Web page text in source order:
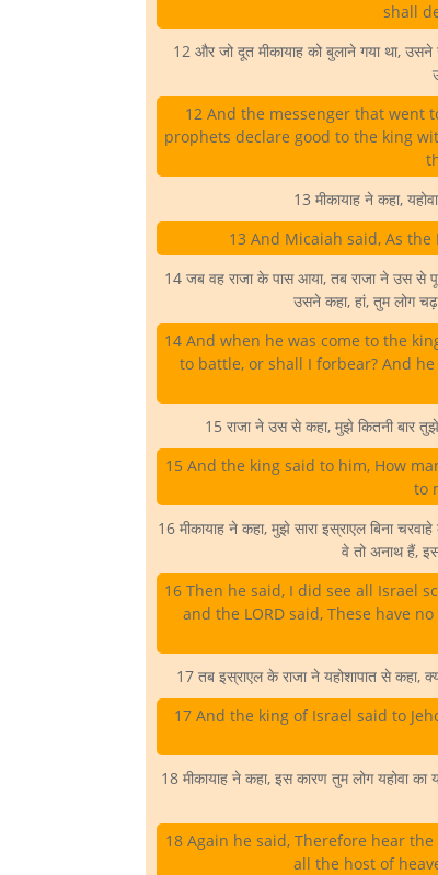
shall
12 और जो दूत मीकायाह को बुलाने गया था,
12 And the messenger that went
prophets declare good to the king
13 मीकायाह ने कहा,
13 And Micaiah said, As
14 जब वह राजा के पास आया, तब राजा ने उस से
उसने कहा, हां, तुम लोग
14 And when he was come to the
to battle, or shall I forbear? And
15 राजा ने उस से कहा, मुझे कितनी बार
15 And the king said to him, How
to
16 मीकायाह ने कहा, मुझे सारा इस्राएल बिना
वे तो अनाथ हैं,
16 Then he said, I did see all Israel
and the LORD said, These have
17 तब इस्राएल के राजा ने यहोशापात से कहा,
17 And the king of Israel said to
18 मीकायाह ने कहा, इस कारण तुम लोग यहोवा
18 Again he said, Therefore hear
all the host of